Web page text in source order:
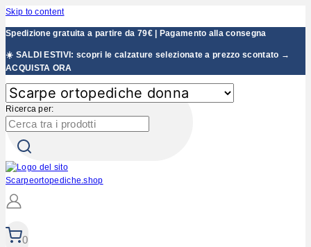
Skip to content
Spedizione gratuita a partire da 79€ | Pagamento alla consegna
☀️ SALDI ESTIVI: scopri le calzature selezionate a prezzo scontato →
ACQUISTA ORA
Ricerca per:
0